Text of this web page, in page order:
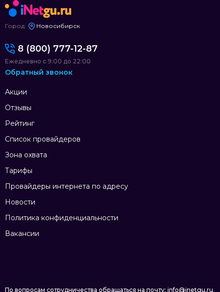
Город: Новосибирск
Акции
Отзывы
Рейтинг
Список провайдеров
Зона охвата
Тарифы
Провайдеры интернета по адресу
Новости
Политика конфиденциальности
Вакансии
8 (800) 777-12-87
Ежедневно с 9:00 до 22:00
Обратный звонок
По вопросам сотрудничества обращаться на почту: info@inetgu.ru